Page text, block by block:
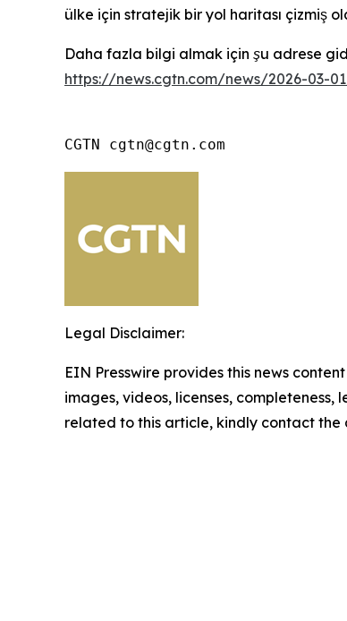
ülke için stratejik bir yol haritası çizmiş
Daha fazla bilgi almak için şu adrese
https://news.cgtn.com/news/2026-03-
CGTN cgtn@cgtn.com
Legal Disclaimer:
EIN Presswire provides this news
images, videos, licenses,
related to this article, kindly contact the